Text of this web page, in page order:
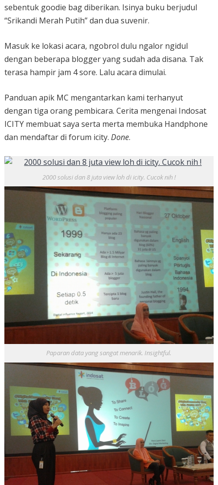
sebentuk goodie bag diberikan. Isinya buku berjudul
“Srikandi Merah Putih” dan dua suvenir.
Masuk ke lokasi acara, ngobrol dulu ngalor ngidul
dengan beberapa blogger yang sudah ada disana. Tak
terasa hampir jam 4 sore. Lalu acara dimulai.
Panduan apik MC mengantarkan kami terhanyut
dengan tiga orang pembicara. Cerita mengenai Indosat
ICITY membuat saya serta merta membuka Handphone
dan mendaftar di forum icity. Done.
2000 solusi dan 8 juta view loh di icity. Cucok nih !
Paparan data yang sangat menarik. Insightful.